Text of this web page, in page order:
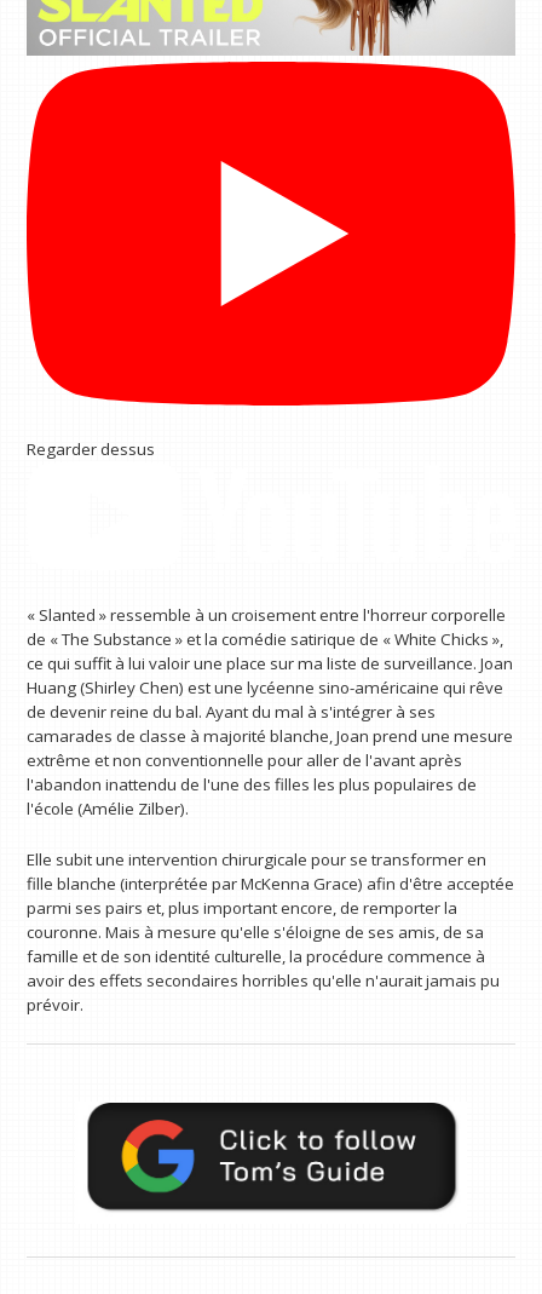
Regarder dessus
« Slanted » ressemble à un croisement entre l'horreur corporelle
de « The Substance » et la comédie satirique de « White Chicks »,
ce qui suffit à lui valoir une place sur ma liste de surveillance. Joan
Huang (Shirley Chen) est une lycéenne sino-américaine qui rêve
de devenir reine du bal. Ayant du mal à s'intégrer à ses
camarades de classe à majorité blanche, Joan prend une mesure
extrême et non conventionnelle pour aller de l'avant après
l'abandon inattendu de l'une des filles les plus populaires de
l'école (Amélie Zilber).
Elle subit une intervention chirurgicale pour se transformer en
fille blanche (interprétée par McKenna Grace) afin d'être acceptée
parmi ses pairs et, plus important encore, de remporter la
couronne. Mais à mesure qu'elle s'éloigne de ses amis, de sa
famille et de son identité culturelle, la procédure commence à
avoir des effets secondaires horribles qu'elle n'aurait jamais pu
prévoir.